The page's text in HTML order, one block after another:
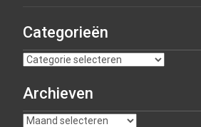
Categorieën
Archieven